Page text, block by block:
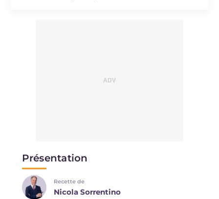
Présentation
Recette de
Nicola Sorrentino